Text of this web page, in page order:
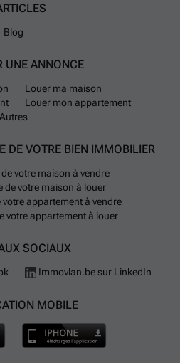
Blog
UNE ANNONCE
Louer ma maison
Louer mon appartement
Autres
DE VOTRE BIEN IMMOBILIER
votre maison à vendre
de votre maison à louer
appartement à vendre
votre appartement à louer
SOCIAUX
Immovlan.be sur LinkedIn
MOBILE